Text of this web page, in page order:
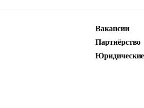
Разработка поддержка
Техническая поддержка сайтов
Вакансии
Партнёрство